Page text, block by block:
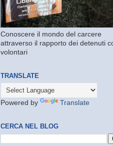
Conoscere il mondo del carcere
attraverso il rapporto dei detenuti
volontari
TRANSLATE
Powered by Translate
CERCA NEL BLOG